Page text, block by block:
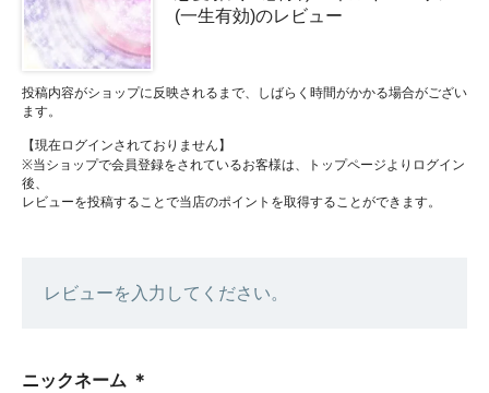
(一生有効)のレビュー
投稿内容がショップに反映されるまで、しばらく時間がかかる場合がござい
ます。
【現在ログインされておりません】
※当ショップで会員登録をされているお客様は、トップページよりログイン
後、
レビューを投稿することで当店のポイントを取得することができます。
レビューを入力してください。
ニックネーム ＊